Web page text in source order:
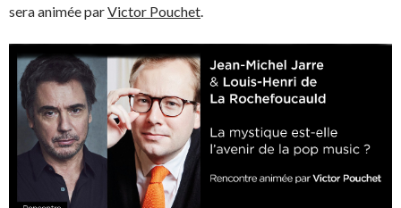
sera animée parVictor Pouchet.